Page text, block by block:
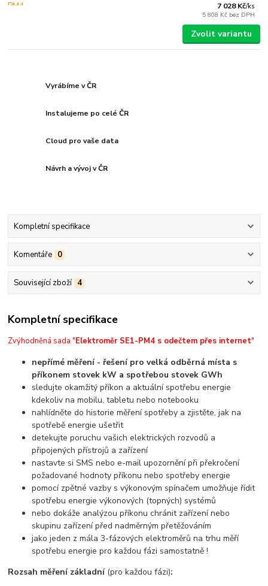
7 028 Kč/ks
5 808 Kč bez DPH
Zvolit variantu
Vyrábíme v ČR
Instalujeme po celé ČR
Cloud pro vaše data
Návrh a vývoj v ČR
Kompletní specifikace
Komentáře 0
Související zboží 4
Kompletní specifikace
Zvýhodněná sada "Elektroměr SE1-PM4 s odečtem přes internet"
nepřímé měření - řešení pro velká odběrná místa s
příkonem stovek kW a spotřebou stovek GWh
sledujte okamžitý příkon a aktuální spotřebu energie
kdekoliv na mobilu, tabletu nebo notebooku
nahlídněte do historie měření spotřeby a zjistěte, jak na
spotřebě energie ušetřit
detekujte poruchu vašich elektrických rozvodů a
připojených přístrojů a zařízení
nastavte si SMS nebo e-mail upozornění při překročení
požadované hodnoty příkonu nebo spotřeby energie
pomocí zpětné vazby s výkonovým spínačem umožňuje řídit
spotřebu energie výkonových (topných) systémů
nebo dokáže analýzou příkonu chránit zařízení nebo
skupinu zařízení před nadměrným přetěžováním
jako jeden z mála 3-fázových elektroměrů na trhu měří
spotřebu energie pro každou fázi samostatně !
Rozsah měření základní (pro každou fázi):